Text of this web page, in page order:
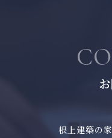
根上建築の